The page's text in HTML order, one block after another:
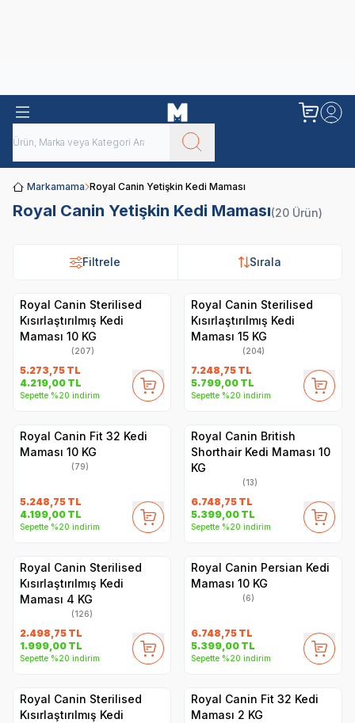
Markamama Royal Canin Yetişkin Kedi Maması
Royal Canin Yetişkin Kedi Maması(20 Ürün)
Filtrele Sırala
Royal Canin Sterilised
Kısırlaştırılmış Kedi
Maması 10 KG
(207)
5.273,75 TL
4.219,00 TL
Sepette %20 indirim
Royal Canin Sterilised
Kısırlaştırılmış Kedi
Maması 15 KG
(204)
7.248,75 TL
5.799,00 TL
Sepette %20 indirim
Royal Canin Fit 32 Kedi
Maması 10 KG
(79)
5.248,75 TL
4.199,00 TL
Sepette %20 indirim
Royal Canin British
Shorthair Kedi Maması 10
KG
(13)
6.748,75 TL
5.399,00 TL
Sepette %20 indirim
Royal Canin Sterilised
Kısırlaştırılmış Kedi
Maması 4 KG
(126)
2.498,75 TL
1.999,00 TL
Sepette %20 indirim
Royal Canin Persian Kedi
Maması 10 KG
(6)
6.748,75 TL
5.399,00 TL
Sepette %20 indirim
Royal Canin Sterilised
Kısırlaştırılmış Kedi
Royal Canin Fit 32 Kedi
Maması 2 KG